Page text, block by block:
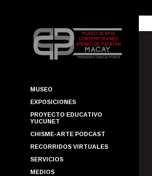
MUSEO
EXPOSICIONES
PROYECTO EDUCATIVO
YUCUNET
CHISME-ARTE PODCAST
RECORRIDOS VIRTUALES
SERVICIOS
MEDIOS